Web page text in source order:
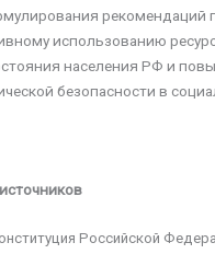
рекомендаций
использованию
населения РФ и
безопасности в
Российской